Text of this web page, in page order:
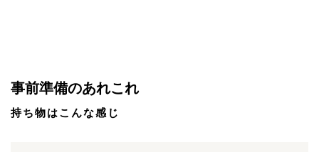
事前準備のあれこれ
持ち物はこんな感じ